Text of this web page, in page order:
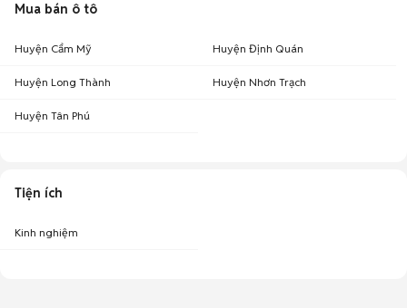
Mua bán ô tô
Huyện Cẩm Mỹ Huyện Định Quán
Huyện Long Thành Huyện Nhơn Trạch
Huyện Tân Phú
Tiện ích
Kinh nghiệm